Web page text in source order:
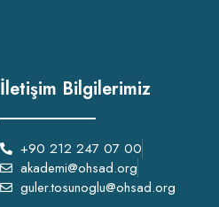
İletişim Bilgilerimiz
+90 212 247 07 00
akademi@ohsad.org
guler.tosunoglu@ohsad.org